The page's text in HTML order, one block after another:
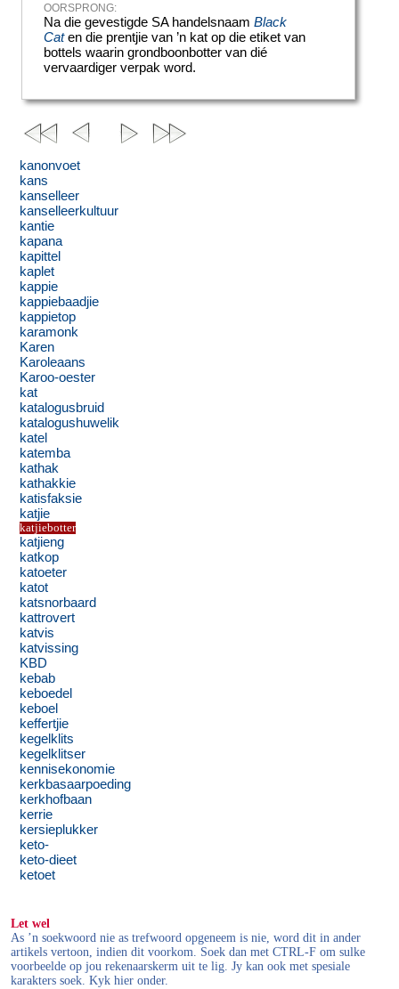
OORSPRONG:
Na die gevestigde SA handelsnaamBlack
Caten die prentjie van ’n kat op die etiket van
bottels waarin grondboonbotter van dié
vervaardiger verpak word.
kanonvoet
kans
kanselleer
kanselleerkultuur
kantie
kapana
kapittel
kaplet
kappie
kappiebaadjie
kappietop
karamonk
Karen
Karoleaans
Karoo-oester
kat
katalogusbruid
katalogushuwelik
katel
katemba
kathak
kathakkie
katisfaksie
katjie
katjiebotter
katjieng
katkop
katoeter
katot
katsnorbaard
kattrovert
katvis
katvissing
KBD
kebab
keboedel
keboel
keffertjie
kegelklits
kegelklitser
kennisekonomie
kerkbasaarpoeding
kerkhofbaan
kerrie
kersieplukker
keto-
keto-dieet
ketoet
Let wel
As ’n soekwoord nie as trefwoord opgeneem is nie, word dit in ander
artikels vertoon, indien dit voorkom. Soek dan met CTRL-F om sulke
voorbeelde op jou rekenaarskerm uit te lig. Jy kan ook met spesiale
karakters soek. Kyk hier onder.